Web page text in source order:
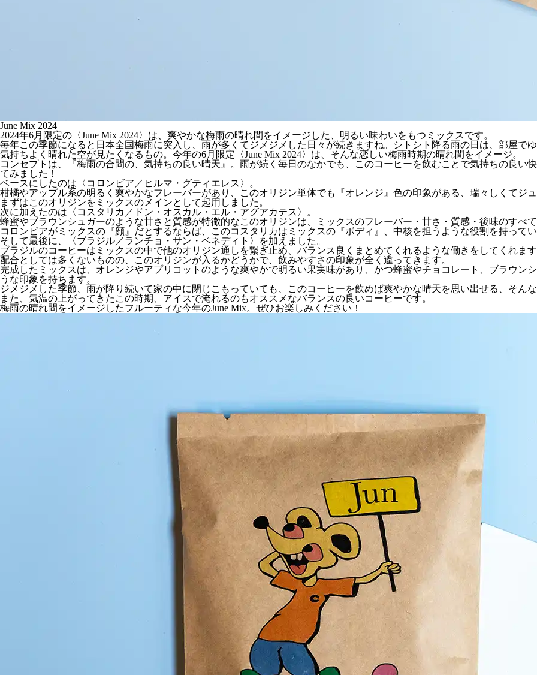
June Mix 2024
2024年6月限定の〈June Mix 2024〉は、爽やかな梅雨の晴れ間をイメージした、明るい味わいをもつミックスです。
毎年この季節になると日本全国梅雨に突入し、雨が多くてジメジメした日々が続きますね。シトシト降る雨の日は、部屋で
気持ちよく晴れた空が見たくなるもの。今年の6月限定〈June Mix 2024〉は、そんな恋しい梅雨時期の晴れ間をイメージ。
コンセプトは、『梅雨の合間の、気持ちの良い晴天』。雨が続く毎日のなかでも、このコーヒーを飲むことで気持ちの良い
てみました！
ベースにしたのは〈コロンビア／ヒルマ・グティエレス〉。
柑橘やアップル系の明るく爽やかなフレーバーがあり、このオリジン単体でも『オレンジ』色の印象がある、瑞々しくてジ
まずはこのオリジンをミックスのメインとして起用しました。
次に加えたのは〈コスタリカ／ドン・オスカル・エル・アグアカテス〉。
蜂蜜やブラウンシュガーのような甘さと質感が特徴的なこのオリジンは、ミックスのフレーバー・甘さ・質感・後味のすべ
コロンビアがミックスの『顔』だとするならば、このコスタリカはミックスの『ボディ』、中核を担うような役割を持って
そして最後に、〈ブラジル／ランチョ・サン・ベネディト〉を加えました。
ブラジルのコーヒーはミックスの中で他のオリジン通しを繋ぎ止め、バランス良くまとめてくれるような働きをしてくれま
配合としては多くないものの、このオリジンが入るかどうかで、飲みやすさの印象が全く違ってきます。
完成したミックスは、オレンジやアプリコットのような爽やかで明るい果実味があり、かつ蜂蜜やチョコレート、ブラウン
うな印象を持ちます。
ジメジメした季節、雨が降り続いて家の中に閉じこもっていても、このコーヒーを飲めば爽やかな晴天を思い出せる、そん
また、気温の上がってきたこの時期、アイスで淹れるのもオススメなバランスの良いコーヒーです。
梅雨の晴れ間をイメージしたフルーティな今年のJune Mix。ぜひお楽しみください！